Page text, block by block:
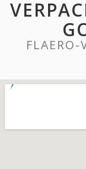
FLAERO-